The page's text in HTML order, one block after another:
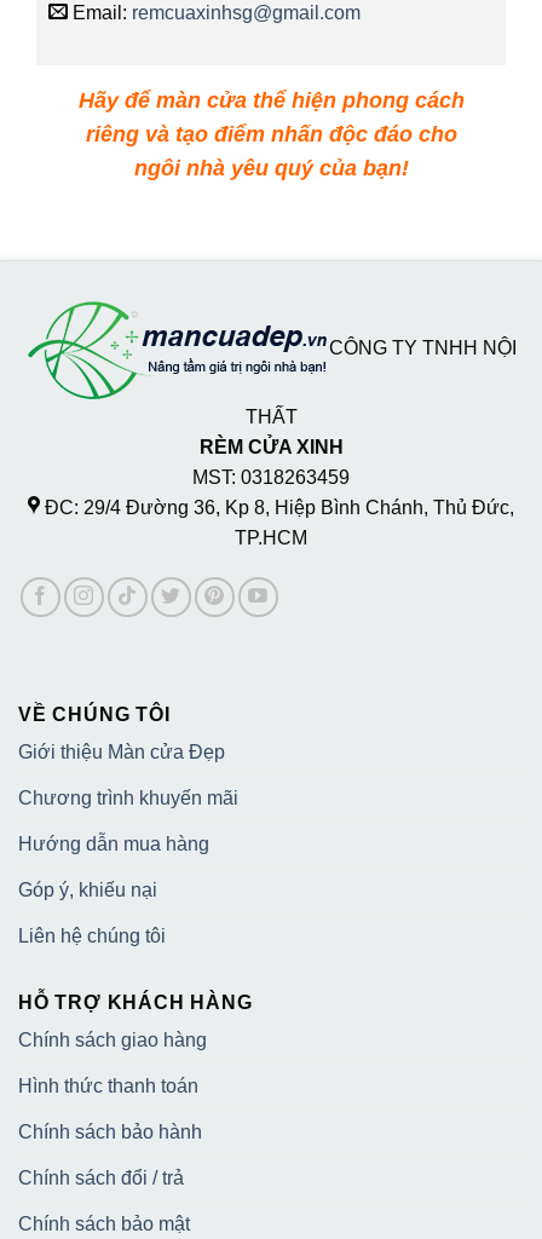
Email: remcuaxinhsg@gmail.com
Hãy để màn cửa thể hiện phong cách
riêng và tạo điểm nhấn độc đáo cho
ngôi nhà yêu quý của bạn!
CÔNG TY TNHH NỘI
THẤT
RÈM CỬA XINH
MST: 0318263459
ĐC: 29/4 Đường 36, Kp 8, Hiệp Bình Chánh, Thủ Đức,
TP.HCM
VỀ CHÚNG TÔI
Giới thiệu Màn cửa Đẹp
Chương trình khuyến mãi
Hướng dẫn mua hàng
Góp ý, khiếu nại
Liên hệ chúng tôi
HỖ TRỢ KHÁCH HÀNG
Chính sách giao hàng
Hình thức thanh toán
Chính sách bảo hành
Chính sách đổi / trả
Chính sách bảo mật